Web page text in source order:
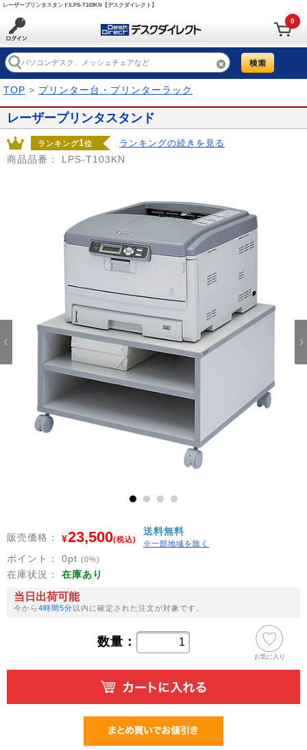
レーザープリンタスタンド/LPS-T103KN【デスクダイレクト】
0
TOP > プリンター台・プリンターラック
レーザープリンタスタンド
ランキング1位 ランキングの続きを見る
商品品番： LPS-T103KN
販売価格： ¥23,500(税込)
送料無料
※一部地域を除く
ポイント： 0pt (0%)
在庫状況： 在庫あり
当日出荷可能
今から4時間5分以内に確定された注文が対象です。
数量：
お気に入り